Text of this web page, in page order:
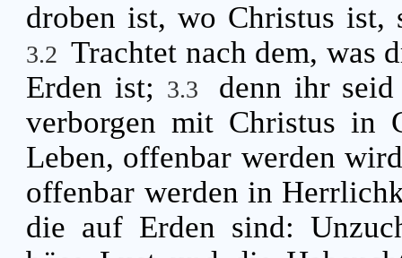
droben ist, wo Christus ist,
3.2 Trachtet nach dem, was
Erden ist; 3.3
denn ihr
verborgen mit Christus in
Leben, offenbar werden
offenbar werden in
die auf Erden sind: